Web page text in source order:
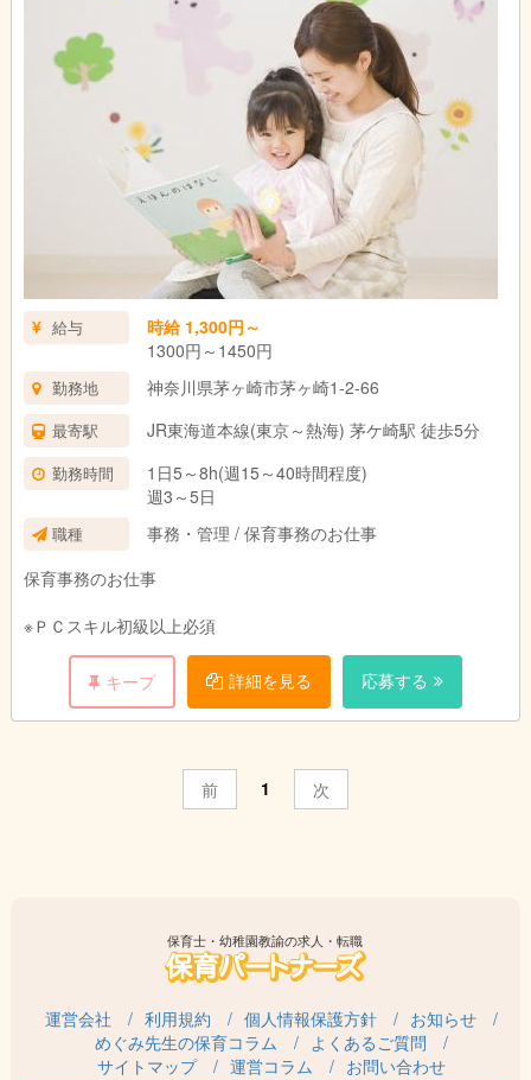
給与
時給 1,300円～
1300円～1450円
勤務地 神奈川県茅ヶ崎市茅ヶ崎1-2-66
最寄駅 JR東海道本線(東京～熱海) 茅ケ崎駅 徒歩5分
勤務時間
1日5～8h(週15～40時間程度)
週3～5日
職種
事務・管理 / 保育事務のお仕事
保育事務のお仕事
※ＰＣスキル初級以上必須
キープ 詳細を見る 応募する
前 1 次
保育士・幼稚園教諭の求人・転職
運営会社 利用規約 個人情報保護方針
お知らせ
めぐみ先生の保育コラム
よくあるご質問
サイトマップ
運営コラム お問い合わせ